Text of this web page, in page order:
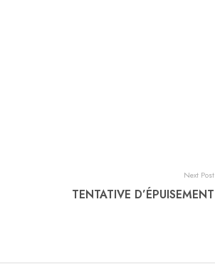
Next Post
TENTATIVE D’ÉPUISEMENT